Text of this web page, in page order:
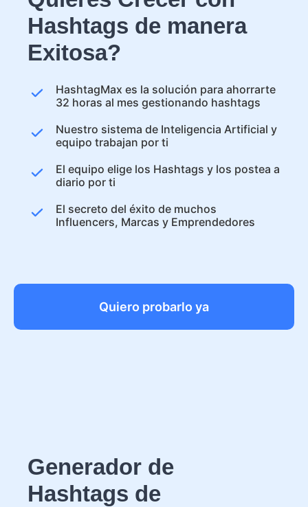
Hashtags de manera
Exitosa?
HashtagMax es la solución para ahorrarte
32 horas al mes gestionando hashtags
Nuestro sistema de Inteligencia Artificial y
equipo trabajan por ti
El equipo elige los Hashtags y los postea a
diario por ti
El secreto del éxito de muchos
Influencers, Marcas y Emprendedores
Quiero probarlo ya
Generador de
Hashtags de